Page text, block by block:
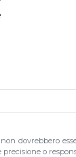
dovrebbero
o